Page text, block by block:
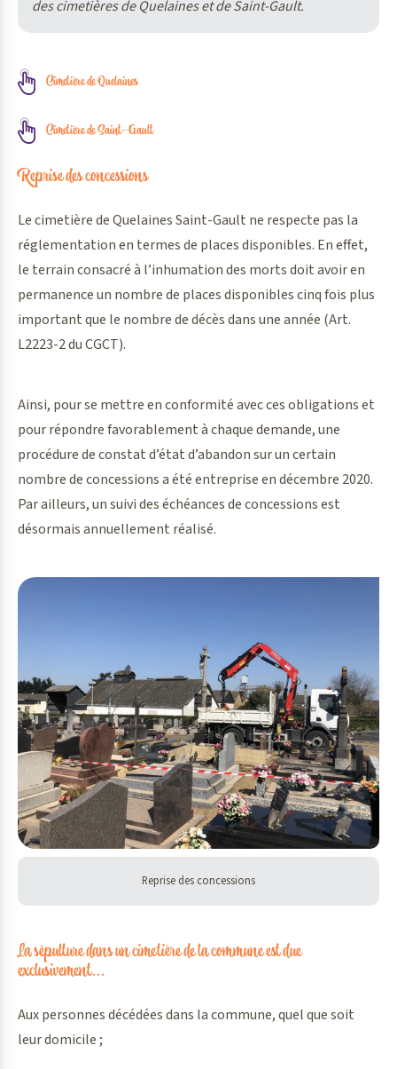
des cimetières de Quelaines et de Saint-Gault.
Cimetière de Quelaines
Cimetière de Saint-Gault
Reprise des concessions
Le cimetière de Quelaines Saint-Gault ne respecte pas la
réglementation en termes de places disponibles. En effet,
le terrain consacré à l’inhumation des morts doit avoir en
permanence un nombre de places disponibles cinq fois plus
important que le nombre de décès dans une année (Art.
L2223-2 du CGCT).
Ainsi, pour se mettre en conformité avec ces obligations et
pour répondre favorablement à chaque demande, une
procédure de constat d’état d’abandon sur un certain
nombre de concessions a été entreprise en décembre 2020.
Par ailleurs, un suivi des échéances de concessions est
désormais annuellement réalisé.
Reprise des concessions
La sépulture dans un cimetière de la commune est due
exclusivement...
Aux personnes décédées dans la commune, quel que soit
leur domicile ;